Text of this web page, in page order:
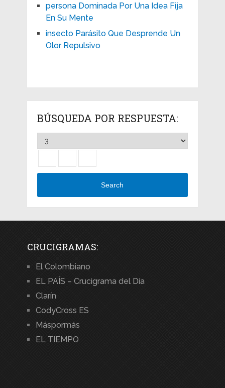
persona Dominada Por Una Idea Fija
En Su Mente
insecto Parásito Que Desprende Un
Olor Repulsivo
BÚSQUEDA POR RESPUESTA:
Search
CRUCIGRAMAS:
El Colombiano
EL PAÍS – Crucigrama del Día
Clarín
CodyCross ES
Máspormás
EL TIEMPO